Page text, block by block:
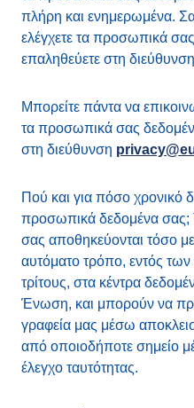
πλήρη και ενημερωμένα.
ελέγχετε τα προσωπικά
επαληθεύετε στη
Μπορείτε πάντα να
τα προσωπικά σας
στη διεύθυνση
Πού και για πόσο χρονικό
προσωπικά δεδομένα
σας αποθηκεύονται τόσο
αυτόματο τρόπο, εντός
τρίτους, στα κέντρα
Ένωση, και μπορούν να
γραφεία μας μέσω
από οποιοδήποτε σημείο
έλεγχο ταυτότητας.